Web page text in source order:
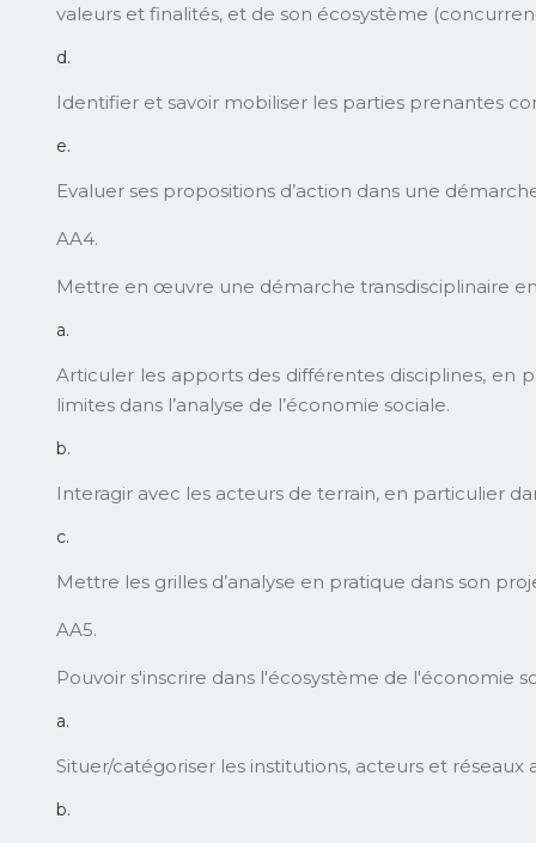
valeurs et finalités, et de son écosystème
d.
Identifier et savoir mobiliser les parties prenantes
e.
Evaluer ses propositions d’action dans une
AA4.
Mettre en œuvre une démarche transdisciplinaire
a.
Articuler les apports des différentes disciplines,
limites dans l’analyse de l’économie sociale.
b.
Interagir avec les acteurs de terrain, en particulier
c.
Mettre les grilles d’analyse en pratique dans son
AA5.
Pouvoir s'inscrire dans l'écosystème de l'économie
a.
Situer/catégoriser les institutions, acteurs et
b.